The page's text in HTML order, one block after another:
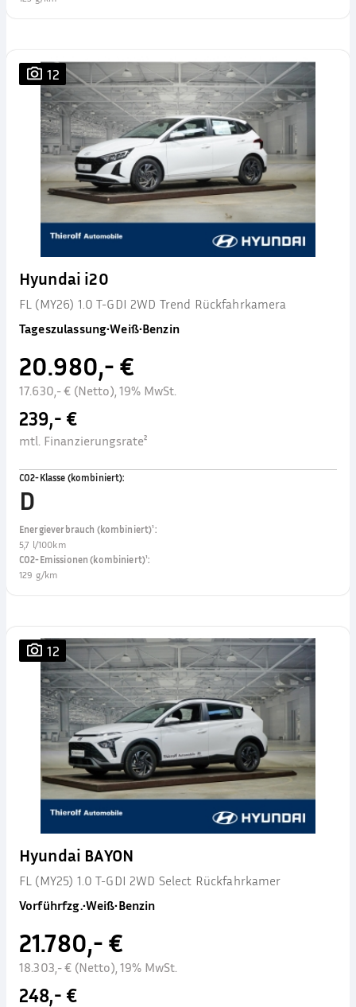
12
Hyundai i20
FL (MY26) 1.0 T-GDI 2WD Trend Rückfahrkamera
Tageszulassung•Weiß•Benzin
20.980,- €
17.630,- € (Netto), 19% MwSt.
239,- €
mtl. Finanzierungsrate²
CO2-Klasse (kombiniert):
D
Energieverbrauch (kombiniert)¹:
5,7 l/100km
CO2-Emissionen (kombiniert)¹:
129 g/km
12
Hyundai BAYON
FL (MY25) 1.0 T-GDI 2WD Select Rückfahrkamer
Vorführfzg.•Weiß•Benzin
21.780,- €
18.303,- € (Netto), 19% MwSt.
248,- €